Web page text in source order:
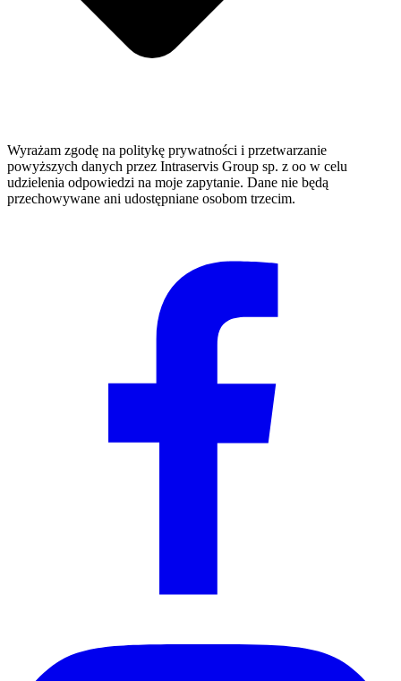
Wyrażam zgodę na politykę prywatności i przetwarzanie
powyższych danych przez Intraservis Group sp. z oo w celu
udzielenia odpowiedzi na moje zapytanie. Dane nie będą
przechowywane ani udostępniane osobom trzecim.